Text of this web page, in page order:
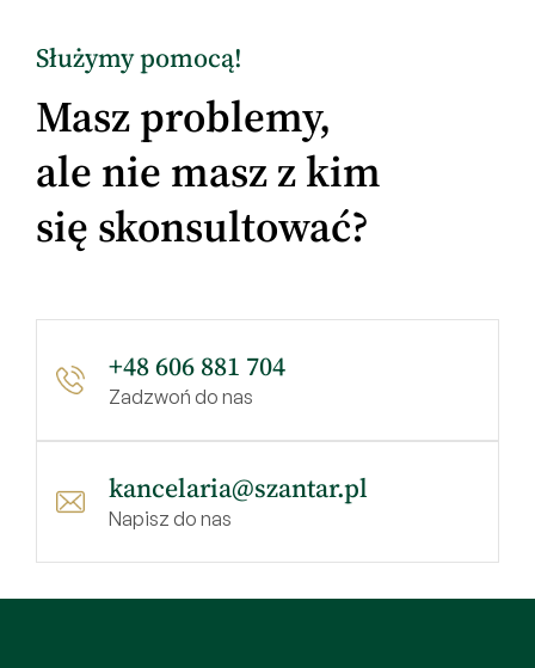
Służymy pomocą!
Masz problemy,
ale nie masz z kim
się skonsultować?
+48 606 881 704
Zadzwoń do nas
kancelaria@szantar.pl
Napisz do nas